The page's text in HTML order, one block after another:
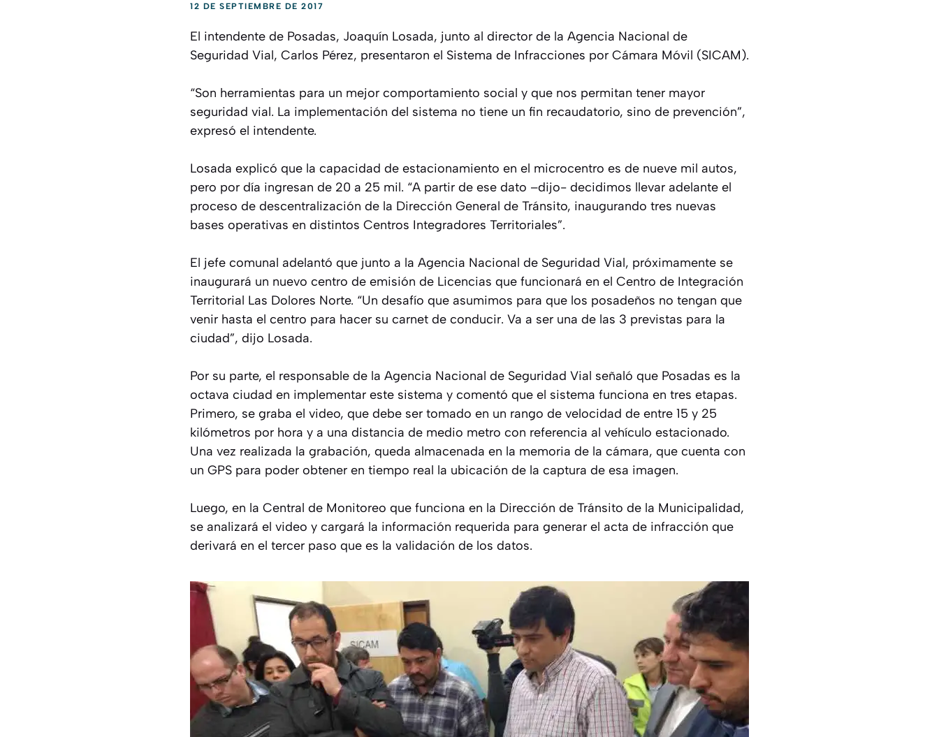
12 DE SEPTIEMBRE DE 2017
El intendente de Posadas, Joaquín Losada, junto al director de la Agencia Nacional de
Seguridad Vial, Carlos Pérez, presentaron el Sistema de Infracciones por Cámara Móvil (SICAM).
“Son herramientas para un mejor comportamiento social y que nos permitan tener mayor
seguridad vial. La implementación del sistema no tiene un fin recaudatorio, sino de prevención”,
expresó el intendente.
Losada explicó que la capacidad de estacionamiento en el microcentro es de nueve mil autos,
pero por día ingresan de 20 a 25 mil. “A partir de ese dato –dijo- decidimos llevar adelante el
proceso de descentralización de la Dirección General de Tránsito, inaugurando tres nuevas
bases operativas en distintos Centros Integradores Territoriales”.
El jefe comunal adelantó que junto a la Agencia Nacional de Seguridad Vial, próximamente se
inaugurará un nuevo centro de emisión de Licencias que funcionará en el Centro de Integración
Territorial Las Dolores Norte. “Un desafío que asumimos para que los posadeños no tengan que
venir hasta el centro para hacer su carnet de conducir. Va a ser una de las 3 previstas para la
ciudad”, dijo Losada.
Por su parte, el responsable de la Agencia Nacional de Seguridad Vial señaló que Posadas es la
octava ciudad en implementar este sistema y comentó que el sistema funciona en tres etapas.
Primero, se graba el video, que debe ser tomado en un rango de velocidad de entre 15 y 25
kilómetros por hora y a una distancia de medio metro con referencia al vehículo estacionado.
Una vez realizada la grabación, queda almacenada en la memoria de la cámara, que cuenta con
un GPS para poder obtener en tiempo real la ubicación de la captura de esa imagen.
Luego, en la Central de Monitoreo que funciona en la Dirección de Tránsito de la Municipalidad,
se analizará el video y cargará la información requerida para generar el acta de infracción que
derivará en el tercer paso que es la validación de los datos.